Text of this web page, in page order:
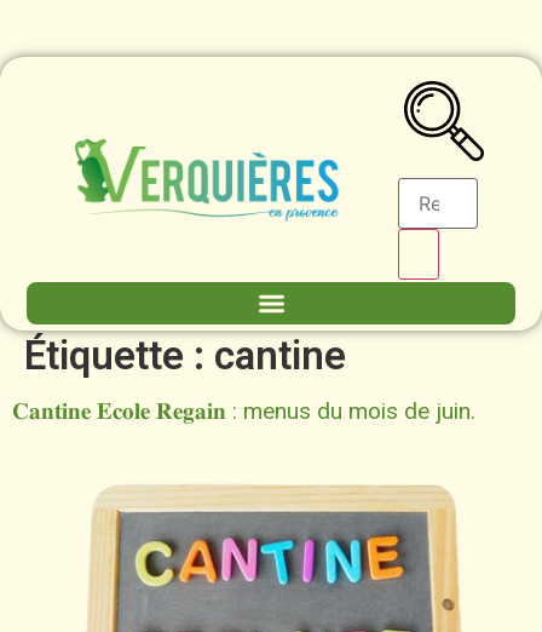
Étiquette : cantine
𝐂𝐚𝐧𝐭𝐢𝐧𝐞 𝐄𝐜𝐨𝐥𝐞 𝐑𝐞𝐠𝐚𝐢𝐧 : menus du mois de juin.